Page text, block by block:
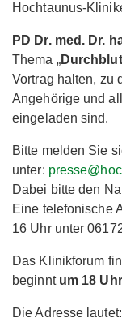
Hochtaunus-
PD Dr. med. Dr.
Thema „
Vortrag halten, zu
Angehörige und
eingeladen sind.
Bitte melden Sie
unter:
Dabei bitte den
Eine telefonische
16 Uhr unter
Das Klinikforum
beginnt um 18 Uhr
Die Adresse lautet: